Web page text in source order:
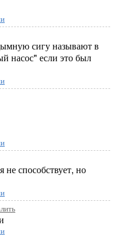
сигу называют в
насос" если это был
не способствует, но